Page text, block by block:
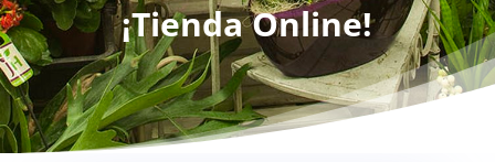
¡Tienda Online!